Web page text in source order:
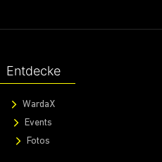
Entdecke
WardaX
Events
Fotos